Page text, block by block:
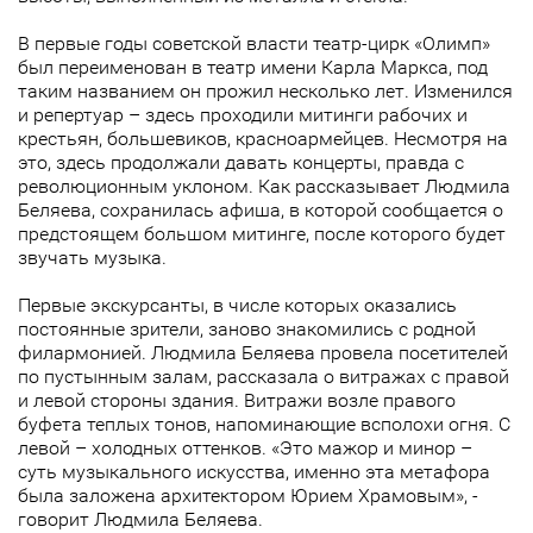
В первые годы советской власти театр-цирк «Олимп»
был переименован в театр имени Карла Маркса, под
таким названием он прожил несколько лет. Изменился
и репертуар – здесь проходили митинги рабочих и
крестьян, большевиков, красноармейцев. Несмотря на
это, здесь продолжали давать концерты, правда с
революционным уклоном. Как рассказывает Людмила
Беляева, сохранилась афиша, в которой сообщается о
предстоящем большом митинге, после которого будет
звучать музыка.
Первые экскурсанты, в числе которых оказались
постоянные зрители, заново знакомились с родной
филармонией. Людмила Беляева провела посетителей
по пустынным залам, рассказала о витражах с правой
и левой стороны здания. Витражи возле правого
буфета теплых тонов, напоминающие всполохи огня. С
левой – холодных оттенков. «Это мажор и минор –
суть музыкального искусства, именно эта метафора
была заложена архитектором Юрием Храмовым», -
говорит Людмила Беляева.